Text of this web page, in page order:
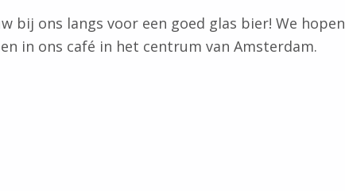
bij ons langs voor een goed glas bier! We hopen
in ons café in het centrum van Amsterdam.